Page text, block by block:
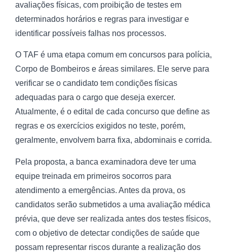
avaliações físicas, com proibição de testes em
determinados horários e regras para investigar e
identificar possíveis falhas nos processos.
O TAF é uma etapa comum em concursos para polícia,
Corpo de Bombeiros e áreas similares. Ele serve para
verificar se o candidato tem condições físicas
adequadas para o cargo que deseja exercer.
Atualmente, é o edital de cada concurso que define as
regras e os exercícios exigidos no teste, porém,
geralmente, envolvem barra fixa, abdominais e corrida.
Pela proposta, a banca examinadora deve ter uma
equipe treinada em primeiros socorros para
atendimento a emergências. Antes da prova, os
candidatos serão submetidos a uma avaliação médica
prévia, que deve ser realizada antes dos testes físicos,
com o objetivo de detectar condições de saúde que
possam representar riscos durante a realização dos